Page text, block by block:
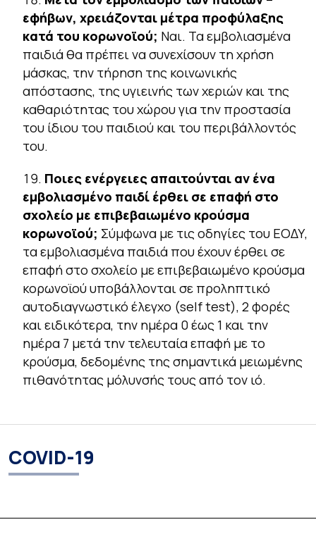
εφήβων, χρειάζονται μέτρα προφύλαξης
κατά του κορωνοϊού; Ναι. Τα εμβολιασμένα
παιδιά θα πρέπει να συνεχίσουν τη χρήση
μάσκας, την τήρηση της κοινωνικής
απόστασης, της υγιεινής των χεριών και της
καθαριότητας του χώρου για την προστασία
του ίδιου του παιδιού και του περιβάλλοντός
του.
Ποιες ενέργειες απαιτούνται αν ένα
εμβολιασμένο παιδί έρθει σε επαφή στο
σχολείο με επιβεβαιωμένο κρούσμα
κορωνοϊού; Σύμφωνα με τις οδηγίες του ΕΟΔΥ,
τα εμβολιασμένα παιδιά που έχουν έρθει σε
επαφή στο σχολείο με επιβεβαιωμένο κρούσμα
κορωνοϊού υποβάλλονται σε προληπτικό
αυτοδιαγνωστικό έλεγχο (self test), 2 φορές
και ειδικότερα, την ημέρα 0 έως 1 και την
ημέρα 7 μετά την τελευταία επαφή με το
κρούσμα, δεδομένης της σημαντικά μειωμένης
πιθανότητας μόλυνσής τους από τον ιό.
COVID-19